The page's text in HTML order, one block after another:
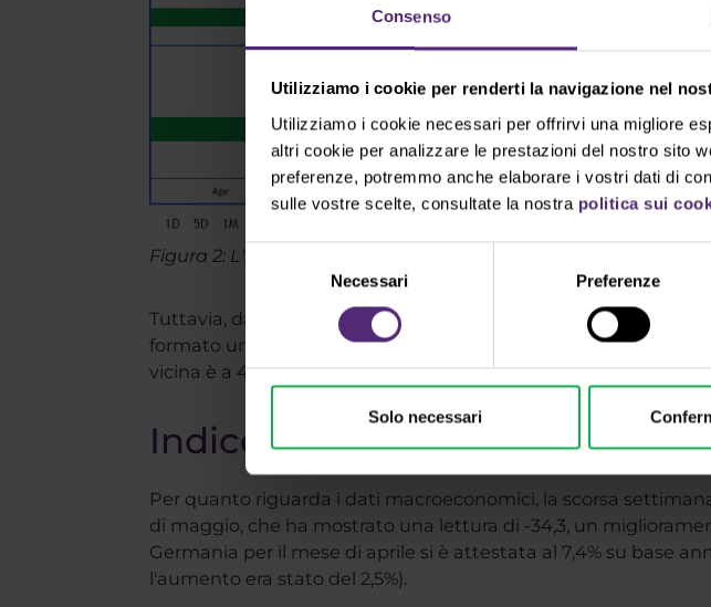
Consenso
Utilizziamo i cookie per renderti la navigazione nel
Utilizziamo i cookie necessari per offrirvi una migliore
altri cookie per analizzare le prestazioni del nostro sito
preferenze, potremmo anche elaborare i vostri dati di
sulle vostre scelte, consultate la nostra politica sui
Necessari Preferenze
Solo necessari
Figura 2: L'SP 500 sul grafico H4 e D1
Tuttavia, dal punto di vista dell'analisi tecnica, l'indice
formato un minimo inferiore e si trovano al di sotto delle
vicina è a 4040-4070. La prossima resistenza è a 4.140 e
Indice DAX tedesco
Per quanto riguarda i dati macroeconomici, la scorsa
di maggio, che ha mostrato una lettura di -34,3, un
Germania per il mese di aprile si è attestata al 7,4% su base
l'aumento era stato del 2,5%).